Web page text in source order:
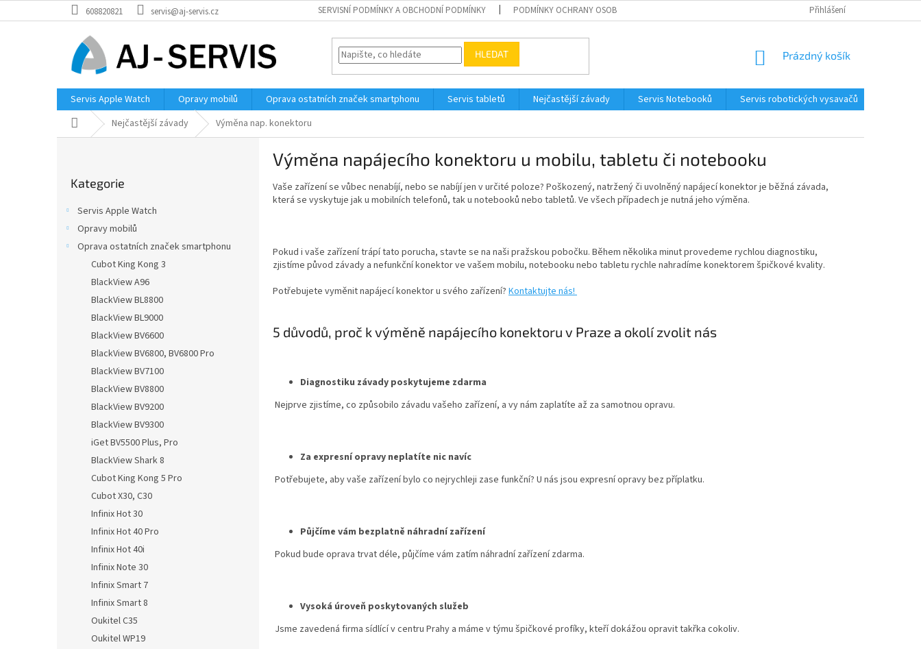
na
608820821 servis@aj-servis.cz SERVISNÍ PODMÍNKY A OBCHODNÍ PODMÍNKY PODMÍNKY OCHRANY OSOBNÍCH ÚDAJŮ Přihlášení
HLEDAT
NÁKUPNÍ
Prázdný košík
Servis Apple Watch Opravy mobilů Oprava ostatních značek smartphonu Servis tabletů Nejčastější závady Servis Notebooků Servis robotických vysavačů
Domů Nejčastější závady Výměna nap. konektoru
kategorie
Kategorie
Servis Apple Watch
Opravy mobilů
Oprava ostatních značek smartphonu
Cubot King Kong 3
BlackView A96
BlackView BL8800
BlackView BL9000
BlackView BV6600
BlackView BV6800, BV6800 Pro
BlackView BV7100
BlackView BV8800
BlackView BV9200
BlackView BV9300
iGet BV5500 Plus, Pro
BlackView Shark 8
Cubot King Kong 5 Pro
Cubot X30, C30
Infinix Hot 30
Infinix Hot 40 Pro
Infinix Hot 40i
Infinix Note 30
Infinix Smart 7
Infinix Smart 8
Oukitel C35
Oukitel WP19
Výměna napájecího konektoru u mobilu, tabletu či notebooku
Vaše zařízení se vůbec nenabíjí, nebo se nabíjí jen v určité poloze? Poškozený, natržený či uvolněný napájecí konektor je běžná závada,
která se vyskytuje jak u mobilních telefonů, tak u notebooků nebo tabletů. Ve všech případech je nutná jeho výměna.
Pokud i vaše zařízení trápí tato porucha, stavte se na naši pražskou pobočku. Během několika minut provedeme rychlou diagnostiku,
zjistíme původ závady a nefunkční konektor ve vašem mobilu, notebooku nebo tabletu rychle nahradíme konektorem špičkové kvality.
Potřebujete vyměnit napájecí konektoru svého zařízení? Kontaktujte nás!
5 důvodů, proč kvýměně napájecího konektoru v Praze a okolí zvolit nás
Diagnostiku závady poskytujeme zdarma
Nejprve zjistíme, co způsobilo závadu vašeho zařízení, a vy nám zaplatíte až za samotnou opravu.
Za expresní opravy neplatíte nic navíc
Potřebujete, aby vaše zařízení bylo co nejrychleji zase funkční? U nás jsou expresní opravy bez příplatku.
Půjčíme vám bezplatně náhradní zařízení
Pokud bude oprava trvat déle, půjčíme vám zatím náhradní zařízení zdarma.
Vysoká úroveň poskytovaných služeb
Jsme zavedená firma sídlící v centru Prahy a máme v týmu špičkové profíky, kteří dokážou opravit takřka cokoliv.